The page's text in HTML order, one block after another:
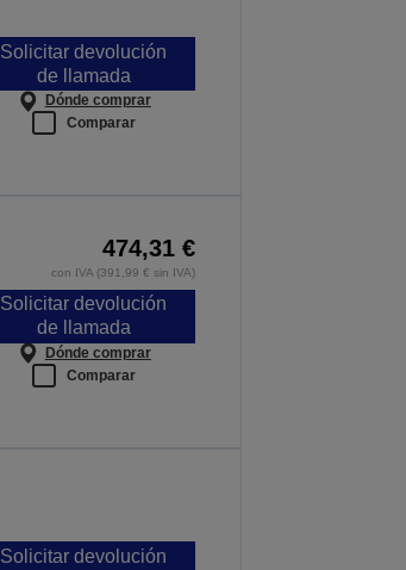
Solicitar devolución
de llamada
Dónde comprar
Comparar
474,31 €
con IVA (391,99 € sin IVA)
Solicitar devolución
de llamada
Dónde comprar
Comparar
Solicitar devolución